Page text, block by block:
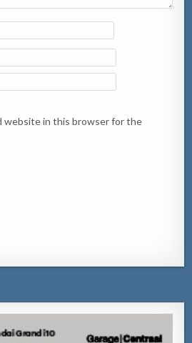
website in this browser for the